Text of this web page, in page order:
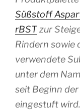
Süßstoff
rBSTzur
Rindern sowie
verwendete
unter dem
seit Beginn
eingestuft wird.